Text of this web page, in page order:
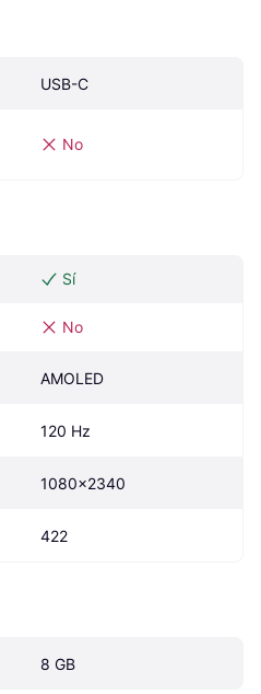
USB-C
No
Sí
No
AMOLED
120 Hz
1080x2340
422
8 GB